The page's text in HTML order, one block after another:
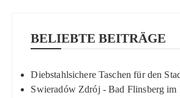
BELIEBTE BEITRÄGE
Diebstahlsichere Taschen für den
Swieradów Zdrój - Bad Flinsberg im